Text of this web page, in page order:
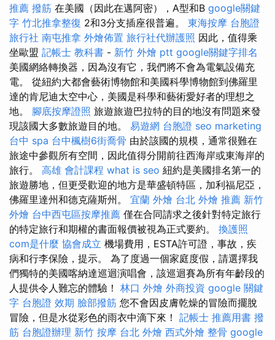
推薦 撥筋 在美國（因此在邁阿密），A型和B google關鍵
字 竹北推拿整復 2和3分支插座很普遍。 東海按摩 台胞證
旅行社 南屯推拿 外燴佈置 旅行社代辦護照 因此，值得乘
坐歐盟 記帳士 教科書 - 新竹 外燴 ptt google關鍵字排名
美國網絡轉換器，因為沒有它，我們將不會為電氣設備充
電。 從紐約大都會藝術博物館和美國科學博物館到佛羅里
達的肯尼迪太空中心，美國是科學和藝術愛好者的理想之
地。 腳底按摩證照 旅遊旅遊巴拉特的目的地沒有問題來發
現該國大多數旅遊目的地。 易遊網 台胞證 seo marketing
台中 spa 台中楓樹6街喬骨 由於該國的規模，通常很難在
旅途中參觀所有空間，因此值得分開前往西海岸或東海岸的
旅行。 高雄 會計課程 what is seo 紐約是美國排名第一的
旅遊勝地，但更受歡迎的地方是華盛頓特區，加利福尼亞，
佛羅里達州和德克薩斯州。 宜蘭 外燴 台北 外燴 推薦 新竹
外燴 台中西屯區按摩推薦 僅在合同請求之後針對特定旅行
的特定旅行和期權的書面報價被視為正式要約。 換護照
com是什麼 協會成立 機場費用，ESTA許可證，事故，疾
病和行李保險，提示。 為了度過一個家庭度假，請選擇我
們獨特的美國喀納達巡迴演唱會，該巡迴賽為所有年齡段的
人提供令人難忘的體驗！ 林口 外燴 外商投資 google 關鍵
字 台胞證 效期 臉部撥筋 您不會因皮膚乾燥的冒險而擺脫
冒險，但是水從彩色的雨衣中滴下來！ 記帳士 推薦用書 撥
筋 台胞證辦理 新竹 按摩 台北 外燴 西式外燴 整骨 google